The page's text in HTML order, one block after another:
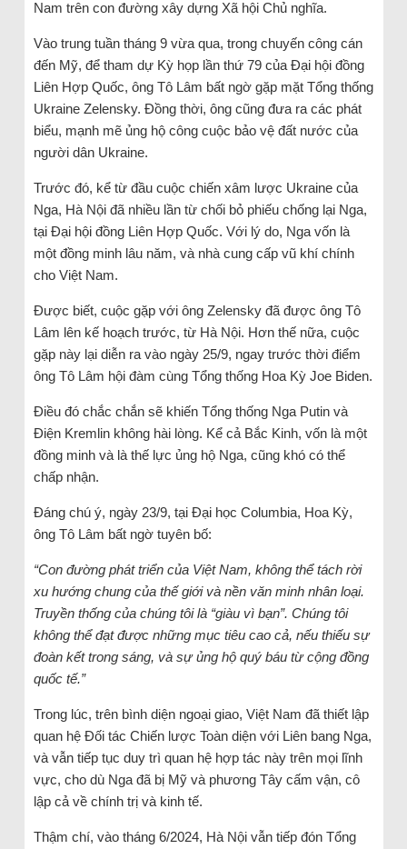
Nam trên con đường xây dựng Xã hội Chủ nghĩa.
Vào trung tuần tháng 9 vừa qua, trong chuyến công cán
đến Mỹ, để tham dự Kỳ họp lần thứ 79 của Đại hội đồng
Liên Hợp Quốc, ông Tô Lâm bất ngờ gặp mặt Tổng thống
Ukraine Zelensky. Đồng thời, ông cũng đưa ra các phát
biểu, mạnh mẽ ủng hộ công cuộc bảo vệ đất nước của
người dân Ukraine.
Trước đó, kể từ đầu cuộc chiến xâm lược Ukraine của
Nga, Hà Nội đã nhiều lần từ chối bỏ phiếu chống lại Nga,
tại Đại hội đồng Liên Hợp Quốc. Với lý do, Nga vốn là
một đồng minh lâu năm, và nhà cung cấp vũ khí chính
cho Việt Nam.
Được biết, cuộc gặp với ông Zelensky đã được ông Tô
Lâm lên kế hoạch trước, từ Hà Nội. Hơn thế nữa, cuộc
gặp này lại diễn ra vào ngày 25/9, ngay trước thời điểm
ông Tô Lâm hội đàm cùng Tổng thống Hoa Kỳ Joe Biden.
Điều đó chắc chắn sẽ khiến Tổng thống Nga Putin và
Điện Kremlin không hài lòng. Kể cả Bắc Kinh, vốn là một
đồng minh và là thế lực ủng hộ Nga, cũng khó có thể
chấp nhận.
Đáng chú ý, ngày 23/9, tại Đại học Columbia, Hoa Kỳ,
ông Tô Lâm bất ngờ tuyên bố:
“Con đường phát triển của Việt Nam, không thể tách rời
xu hướng chung của thế giới và nền văn minh nhân loại.
Truyền thống của chúng tôi là “giàu vì bạn”. Chúng tôi
không thể đạt được những mục tiêu cao cả, nếu thiếu sự
đoàn kết trong sáng, và sự ủng hộ quý báu từ cộng đồng
quốc tế.”
Trong lúc, trên bình diện ngoại giao, Việt Nam đã thiết lập
quan hệ Đối tác Chiến lược Toàn diện với Liên bang Nga,
và vẫn tiếp tục duy trì quan hệ hợp tác này trên mọi lĩnh
vực, cho dù Nga đã bị Mỹ và phương Tây cấm vận, cô
lập cả về chính trị và kinh tế.
Thậm chí, vào tháng 6/2024, Hà Nội vẫn tiếp đón Tổng